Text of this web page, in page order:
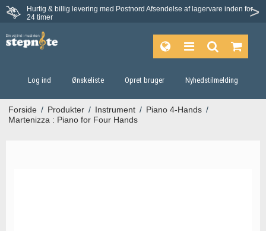
Hurtig & billig levering med Postnord Afsendelse af lagervare inden for
24 timer
Log ind Ønskeliste Opret bruger Nyhedstilmelding
Forside / Produkter / Instrument / Piano 4-Hands /
Martenizza : Piano for Four Hands